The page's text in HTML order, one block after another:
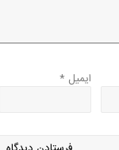
ایمیل *